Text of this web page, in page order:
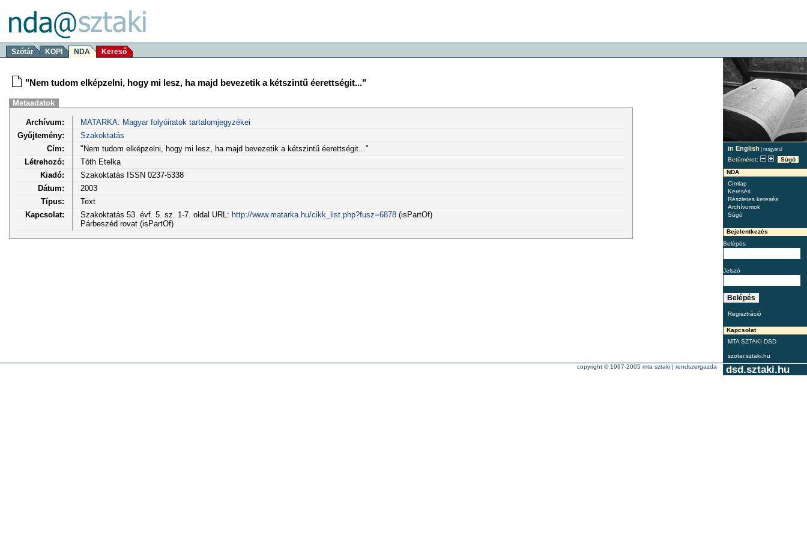
Szótár KOPI NDA Kereső
in English | magyarul
Betűméret:
Súgó
NDA
Címlap
Keresés
Részletes keresés
Archívumok
Súgó
Bejelentkezés
Belépés
Jelszó
Regisztráció
Kapcsolat
MTA SZTAKI DSD
szotar.sztaki.hu
"Nem tudom elképzelni, hogy mi lesz, ha majd bevezetik a kétszintű éerettségit..."
Metaadatok
Archívum:
MATARKA: Magyar folyóiratok tartalomjegyzékei
Gyűjtemény:
Szakoktatás
Cím:
"Nem tudom elképzelni, hogy mi lesz, ha majd bevezetik a kétszintű éerettségit..."
Létrehozó:
Tóth Etelka
Kiadó:
Szakoktatás ISSN 0237-5338
Dátum:
2003
Típus:
Text
Kapcsolat:
Szakoktatás 53. évf. 5. sz. 1-7. oldal URL: http://www.matarka.hu/cikk_list.php?fusz=6878(isPartOf)
Párbeszéd rovat (isPartOf)
dsd.sztaki.hu
copyright © 1997-2005 mta sztaki | rendszergazda